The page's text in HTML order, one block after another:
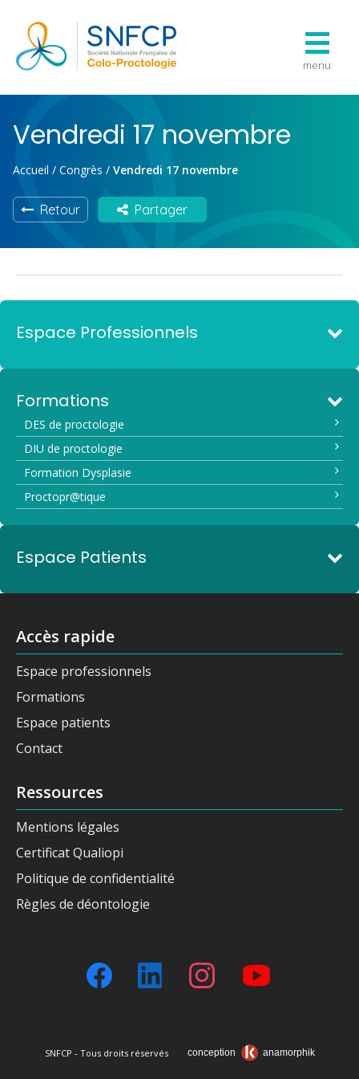
menu
Vendredi 17 novembre
Accueil / Congrès / Vendredi 17 novembre
Retour Partager
Espace Professionnels
Formations
DES de proctologie
DIU de proctologie
Formation Dysplasie
Proctopr@tique
Espace Patients
Accès rapide
Espace professionnels
Formations
Espace patients
Contact
Ressources
Mentions légales
Certificat Qualiopi
Politique de confidentialité
Règles de déontologie
SNFCP - Tous droits réservés